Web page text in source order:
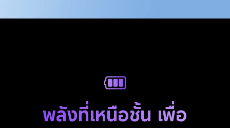
พลังที่เหนือชั้น เพื่อ